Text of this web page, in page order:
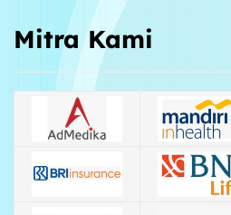
Mitra Kami